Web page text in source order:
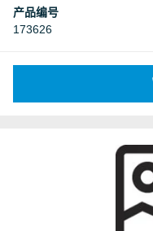
产品编号
173626